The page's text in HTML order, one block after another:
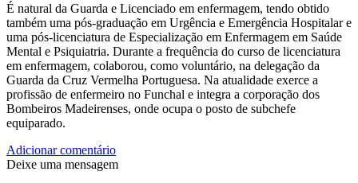
É natural da Guarda e Licenciado em enfermagem, tendo obtido
também uma pós-graduação em Urgência e Emergência Hospitalar e
uma pós-licenciatura de Especialização em Enfermagem em Saúde
Mental e Psiquiatria. Durante a frequência do curso de licenciatura
em enfermagem, colaborou, como voluntário, na delegação da
Guarda da Cruz Vermelha Portuguesa. Na atualidade exerce a
profissão de enfermeiro no Funchal e integra a corporação dos
Bombeiros Madeirenses, onde ocupa o posto de subchefe
equiparado.
Adicionar comentário
Deixe uma mensagem